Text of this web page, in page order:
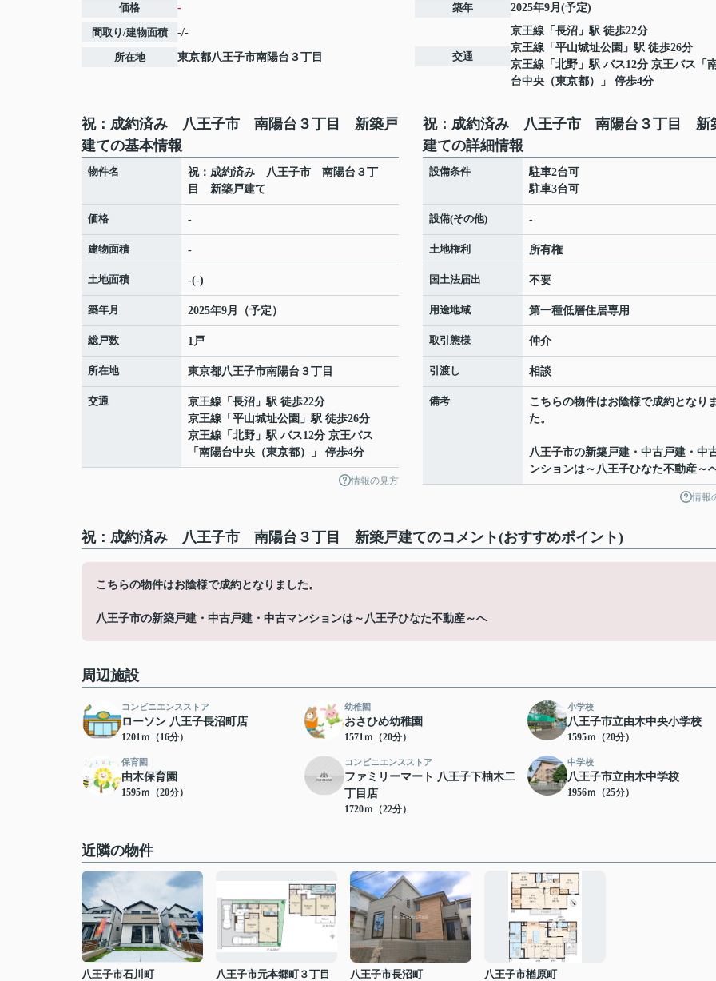
価格 -
間取り/建物面積 -/-
所在地 東京都八王子市南陽台 ３丁目
築年 2025年9月(予定)
交通
京王線 「 長沼 」駅 徒歩22分
京王線 「 平山城址公園 」駅 徒歩26分
京王線 「 北野 」駅 バス12分 京王バス「
台中央（東京都）」 停歩4分
祝：成約済み 八王子市 南陽台３丁目 新築戸
建ての基本情報
物件名
祝：成約済み 八王子市 南陽台３丁
目 新築戸建て
価格 -
建物面積 -
土地面積 -(-)
築年月 2025年9月（予定）
総戸数 1戸
所在地 東京都八王子市南陽台 ３丁目
交通 京王線 「 長沼 」駅 徒歩22分
京王線 「 平山城址公園 」駅 徒歩26分
京王線 「 北野 」駅 バス12分 京王バス
「南陽台中央（東京都）」 停歩4分
情報の見方
祝：成約済み 八王子市 南陽台３丁目 新
建ての詳細情報
設備条件
駐車2台可
駐車3台可
設備(その他) -
土地権利 所有権
国土法届出 不要
用途地域 第一種低層住居専用
取引態様 仲介
引渡し 相談
備考
こちらの物件はお陰様で成約となり
た。
八王子市の新築戸建・中古戸建・中
ンションは～八王子ひなた不動産～
情報
祝：成約済み 八王子市 南陽台３丁目 新築戸建てのコメント(おすすめポイント)
こちらの物件はお陰様で成約となりました。
八王子市の新築戸建・中古戸建・中古マンションは～八王子ひなた不動産～へ
周辺施設
コンビニエンスストア
ローソン 八王子長沼町店
1201ｍ（16分）
幼稚園
おさひめ幼稚園
1571ｍ（20分）
小学校
八王子市立由木中央小学校
1595ｍ（20分）
保育園
由木保育園
1595ｍ（20分）
コンビニエンスストア
ファミリーマート 八王子下柚木二
丁目店
1720ｍ（22分）
中学校
八王子市立由木中学校
1956ｍ（25分）
近隣の物件
八王子市石川町
八王子市元本郷町３丁目
八王子市長沼町
八王子市楢原町